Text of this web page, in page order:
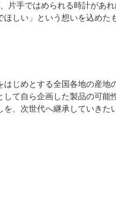
手ではめられる時計があ
しい」という想いを込めた
じめとする全国各地の産
て自ら企画した製品の可
、次世代へ継承していきた